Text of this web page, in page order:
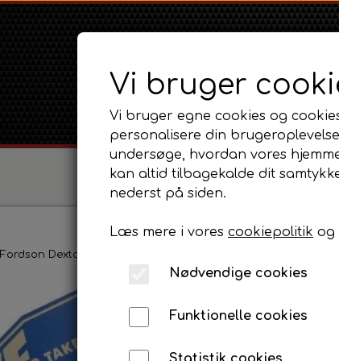
Shop
Ferguson TE20 Serie
Massey Ferguson
MF 65
500 Serien
Ford
Ford
Fordson Dexta / Super Dexta
Emblem -
96,00 DKK
Vi bruger
Vi bruger egne cookies og
personalisere din
undersøge, hvordan vores
kan altid tilbagekalde dit
nederst på siden.
Læs mere i vores cookiepolitik og
Nødvendige cookies
Funktionelle cookies